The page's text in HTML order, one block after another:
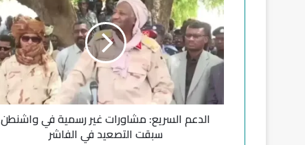
د
ع
م
ا
ر
الدعم السريع: مشاورات غير رسمية في واشنطن
سبقت التصعيد في الفاشر